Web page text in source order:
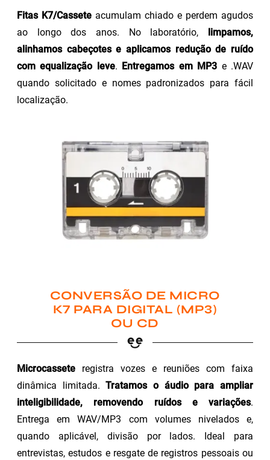
Fitas K7/Cassete acumulam chiado e perdem agudos
ao longo dos anos. No laboratório, limpamos,
alinhamos cabeçotes e aplicamos redução de ruído
com equalização leve. Entregamos em MP3 e .WAV
quando solicitado e nomes padronizados para fácil
localização.
CONVERSÃO DE MICRO
K7 PARA DIGITAL (MP3)
OU CD
Microcassete registra vozes e reuniões com faixa
dinâmica limitada.Tratamos o áudio para ampliar
inteligibilidade, removendo ruídos e variações.
Entrega em WAV/MP3 com volumes nivelados e,
quando aplicável, divisão por lados. Ideal para
entrevistas, estudos e resgate de registros pessoais ou